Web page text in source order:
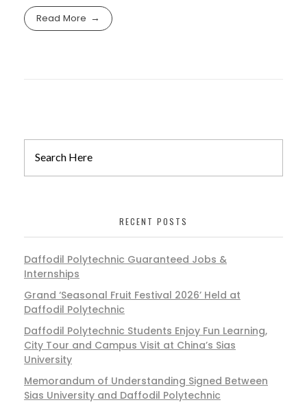
Read More
RECENT POSTS
Daffodil Polytechnic Guaranteed Jobs &
Internships
Grand ‘Seasonal Fruit Festival 2026’ Held at
Daffodil Polytechnic
Daffodil Polytechnic Students Enjoy Fun Learning,
City Tour and Campus Visit at China’s Sias
University
Memorandum of Understanding Signed Between
Sias University and Daffodil Polytechnic